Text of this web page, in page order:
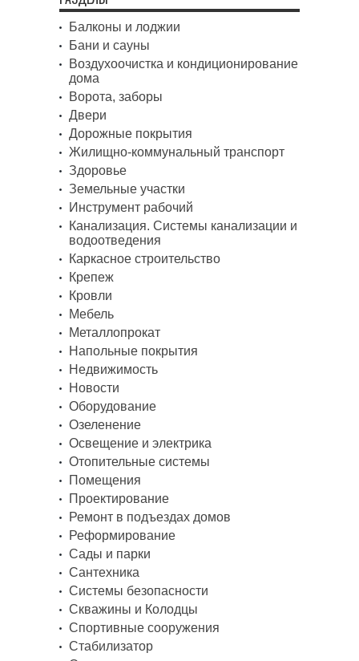
Балконы и лоджии
Бани и сауны
Воздухоочистка и кондиционирование
дома
Ворота, заборы
Двери
Дорожные покрытия
Жилищно-коммунальный транспорт
Здоровье
Земельные участки
Инструмент рабочий
Канализация. Системы канализации и
водоотведения
Каркасное строительство
Крепеж
Кровли
Мебель
Металлопрокат
Напольные покрытия
Недвижимость
Новости
Оборудование
Озеленение
Освещение и электрика
Отопительные системы
Помещения
Проектирование
Ремонт в подъездах домов
Реформирование
Сады и парки
Сантехника
Системы безопасности
Скважины и Колодцы
Спортивные сооружения
Стабилизатор